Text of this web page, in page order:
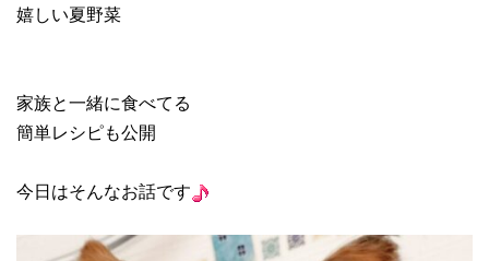
嬉しい夏野菜
家族と一緒に食べてる
簡単レシピも公開
今日はそんなお話です